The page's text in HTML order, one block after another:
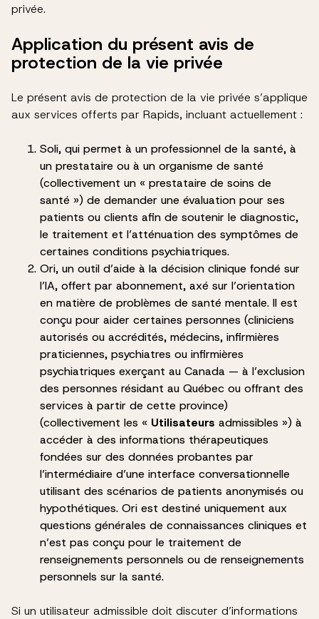
privée.
Application du présent avis de
protection de la vie privée
Le présent avis de protection de la vie privée s’applique
aux services offerts par Rapids, incluant actuellement :
Soli, qui permet à un professionnel de la santé, à
un prestataire ou à un organisme de santé
(collectivement un « prestataire de soins de
santé ») de demander une évaluation pour ses
patients ou clients afin de soutenir le diagnostic,
le traitement et l’atténuation des symptômes de
certaines conditions psychiatriques.
Ori, un outil d’aide à la décision clinique fondé sur
l’IA, offert par abonnement, axé sur l’orientation
en matière de problèmes de santé mentale. Il est
conçu pour aider certaines personnes (cliniciens
autorisés ou accrédités, médecins, infirmières
praticiennes, psychiatres ou infirmières
psychiatriques exerçant au Canada — à l’exclusion
des personnes résidant au Québec ou offrant des
services à partir de cette province)
(collectivement les « Utilisateurs admissibles ») à
accéder à des informations thérapeutiques
fondées sur des données probantes par
l’intermédiaire d’une interface conversationnelle
utilisant des scénarios de patients anonymisés ou
hypothétiques. Ori est destiné uniquement aux
questions générales de connaissances cliniques et
n’est pas conçu pour le traitement de
renseignements personnels ou de renseignements
personnels sur la santé.
Si un utilisateur admissible doit discuter d’informations